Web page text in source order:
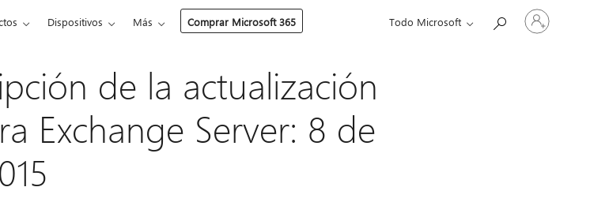
Dispositivos Más Comprar Microsoft 365 Todo Microsoft
Iniciar
sesión
de la actualización
Exchange Server: 8 de